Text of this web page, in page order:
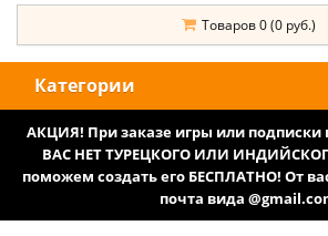
Товаров 0 (0 руб.)
Категории
АКЦИЯ! При заказе игры или подписки
ВАС НЕТ ТУРЕЦКОГО ИЛИ
поможем создать его БЕСПЛАТНО! От
почта вида